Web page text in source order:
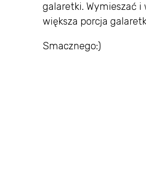
galaretki. Wymieszać i
większa porcja
Smacznego:)